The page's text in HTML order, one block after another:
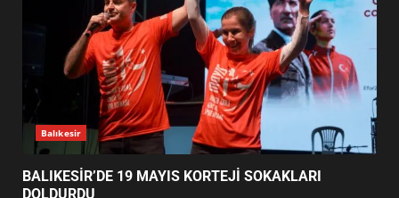
3
SİBER VATAN’DA NEFES KESEN
YARI FİNAL! 24 GENÇ YARIŞTI
Balıkesir
BALIKESİR’DE 19 MAYIS KORTEJİ SOKAKLARI
DOLDURDU